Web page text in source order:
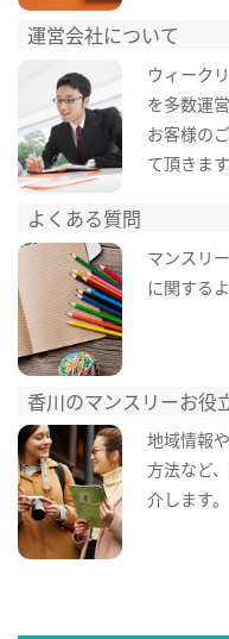
運営会社について
ウィーク
を多数運
お客様の
て頂きます
よくある質問
マンスリ
に関する
香川のマンスリーお役
地域情報
方法など
介します。